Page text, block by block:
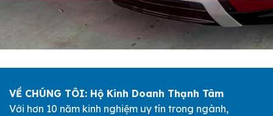
VỀ CHÚNG TÔI: Hộ Kinh Doanh Thạnh Tâm
Với hơn 10 năm kinh nghiệm uy tín trong ngành,